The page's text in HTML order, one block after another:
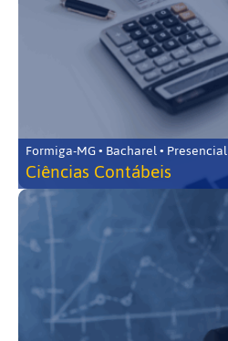
Formiga-MG • Bacharel • Presencial
Ciências Contábeis